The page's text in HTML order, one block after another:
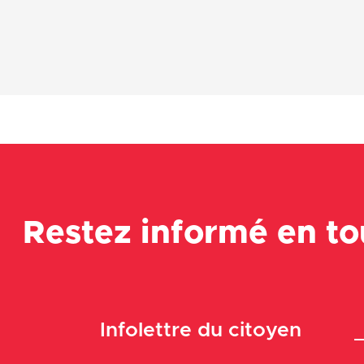
Restez informé en
Infolettre du citoyen